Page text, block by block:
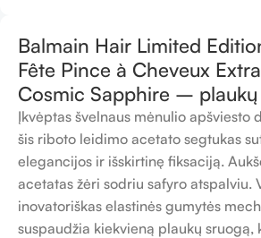
Balmain Hair Limited
Fête Pince à Cheveux
Cosmic Sapphire – plaukų
Įkvėptas švelnaus mėnulio apšviesto
šis riboto leidimo acetato segtukas
elegancijos ir išskirtinę fiksaciją.
acetatas žėri sodriu safyro atspalviu.
inovatoriškas elastinės gumytės
suspaudžia kiekvieną plaukų sruogą,